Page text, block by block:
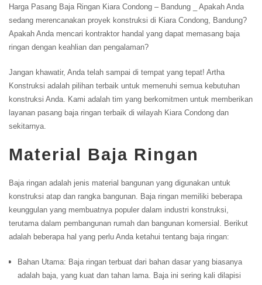
Harga Pasang Baja Ringan Kiara Condong – Bandung _ Apakah Anda
sedang merencanakan proyek konstruksi di Kiara Condong, Bandung?
Apakah Anda mencari kontraktor handal yang dapat memasang baja
ringan dengan keahlian dan pengalaman?
Jangan khawatir, Anda telah sampai di tempat yang tepat! Artha
Konstruksi adalah pilihan terbaik untuk memenuhi semua kebutuhan
konstruksi Anda. Kami adalah tim yang berkomitmen untuk memberikan
layanan pasang baja ringan terbaik di wilayah Kiara Condong dan
sekitarnya.
Material Baja Ringan
Baja ringan adalah jenis material bangunan yang digunakan untuk
konstruksi atap dan rangka bangunan. Baja ringan memiliki beberapa
keunggulan yang membuatnya populer dalam industri konstruksi,
terutama dalam pembangunan rumah dan bangunan komersial. Berikut
adalah beberapa hal yang perlu Anda ketahui tentang baja ringan:
Bahan Utama: Baja ringan terbuat dari bahan dasar yang biasanya
adalah baja, yang kuat dan tahan lama. Baja ini sering kali dilapisi